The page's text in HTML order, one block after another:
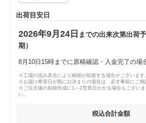
出荷目安日
2026年9月24日 までの出来次第出荷
期）
8月10日15時までに原稿確認・入金完了の場
※工場の混み具合により納期が前後する場合がございます
※お届け希望日が既にお決まりの場合は、必ず事前にご相
※ご注文後の初校作成に1～2営業日かかる場合もございま
い。
税込合計金額